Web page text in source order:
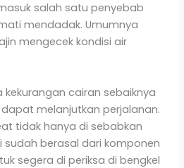
salah satu penyebab
mendadak. Umumnya
mengecek kondisi air
cairan sebaiknya
melanjutkan perjalanan.
tidak hanya di sebabkan
berasal dari komponen
segera di periksa di bengkel